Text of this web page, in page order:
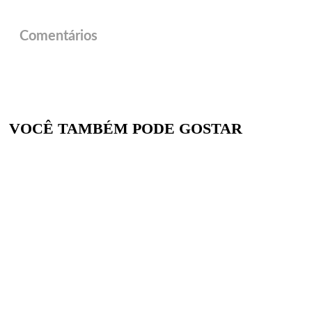
Comentários
VOCÊ TAMBÉM PODE GOSTAR